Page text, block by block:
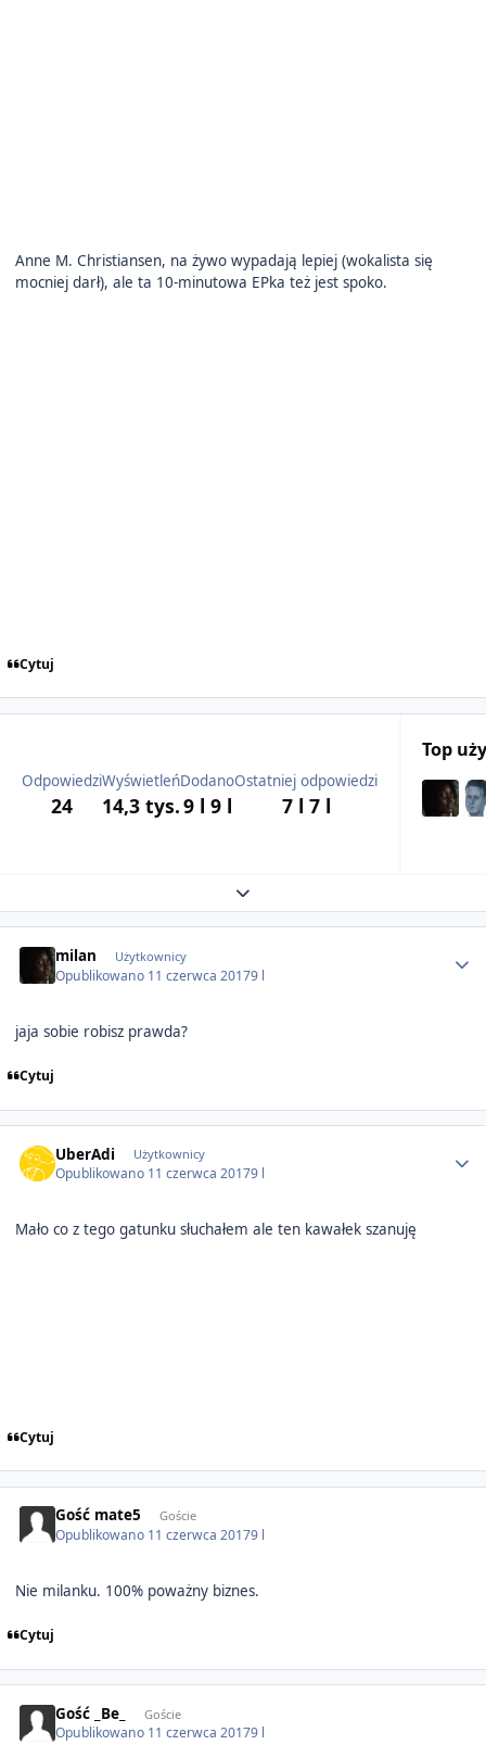
Anne M. Christiansen, na żywo wypadają lepiej (wokalista się
mocniej darł), ale ta 10-minutowa EPka też jest spoko.
Cytuj
Odpowiedzi
24
Wyświetleń
14,3 tys.
Dodano
9 l 9 l
Ostatniej odpowiedzi
7 l 7 l
Top
Expand topic overview
milan Użytkownicy
Opublikowano 11 czerwca 20179 l
jaja sobie robisz prawda?
Cytuj
UberAdi Użytkownicy
Opublikowano 11 czerwca 20179 l
Mało co z tego gatunku słuchałem ale ten kawałek szanuję
Cytuj
Gość mate5 Goście
Opublikowano 11 czerwca 20179 l
Nie milanku. 100% poważny biznes.
Cytuj
Gość _Be_ Goście
Opublikowano 11 czerwca 20179 l